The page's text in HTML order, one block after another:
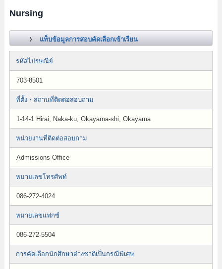
Nursing
แท็บข้อมูลการสอบคัดเลือกเข้าเรียน
รหัสไปรษณีย์
703-8501
ที่ตั้ง・สถานที่ติดต่อสอบถาม
1-14-1 Hirai, Naka-ku, Okayama-shi, Okayama
หน่วยงานที่ติดต่อสอบถาม
Admissions Office
หมายเลขโทรศัพท์
086-272-4024
หมายเลขแฟกซ์
086-272-5504
การคัดเลือกนักศึกษาต่างชาติเป็นกรณีพิเศษ